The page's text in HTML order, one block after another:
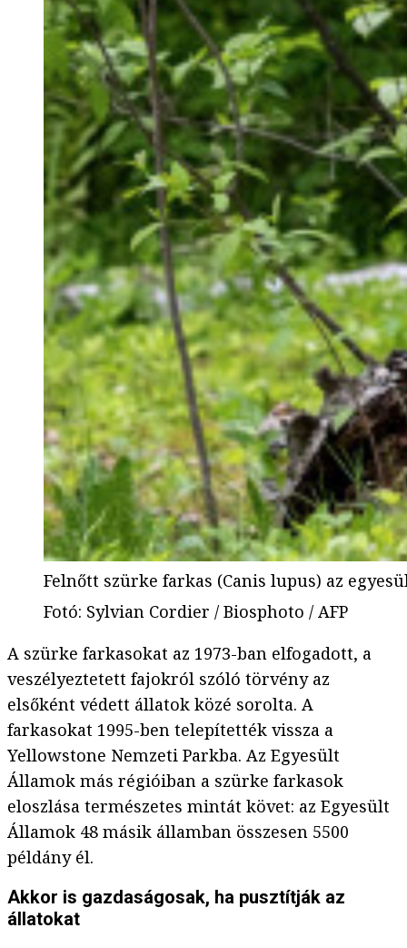
Felnőtt szürke farkas (Canis lupus) az
Fotó: Sylvian Cordier / Biosphoto / AFP
A szürke farkasokat az 1973-ban elfogadott, a
veszélyeztetett fajokról szóló törvény az
elsőként védett állatok közé sorolta. A
farkasokat 1995-ben telepítették vissza a
Yellowstone Nemzeti Parkba. Az Egyesült
Államok más régióiban a szürke farkasok
eloszlása természetes mintát követ: az Egyesült
Államok 48 másik államban összesen 5500
példány él.
Akkor is gazdaságosak, ha pusztítják az
állatokat